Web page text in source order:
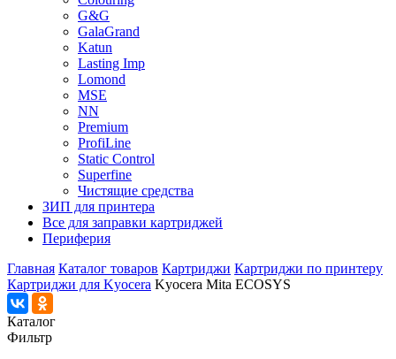
G&G
GalaGrand
Katun
Lasting Imp
Lomond
MSE
NN
Premium
ProfiLine
Static Control
Superfine
Чистящие средства
ЗИП для принтера
Все для заправки картриджей
Периферия
Главная Каталог товаров Картриджи Картриджи по принтеру
Картриджи для Kyocera Kyocera Mita ECOSYS
Каталог
Фильтр